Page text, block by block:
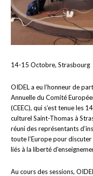
14-15 Octobre, Strasbourg
OIDEL a eu l’honneur de
Annuelle du Comité
(CEEC), qui s’est tenue les
culturel Saint-Thomas à
réuni des représentants
toute l’Europe pour
liés à la liberté
Au cours des sessions,